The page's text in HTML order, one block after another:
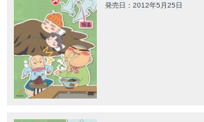
発売日：2012年5月25日